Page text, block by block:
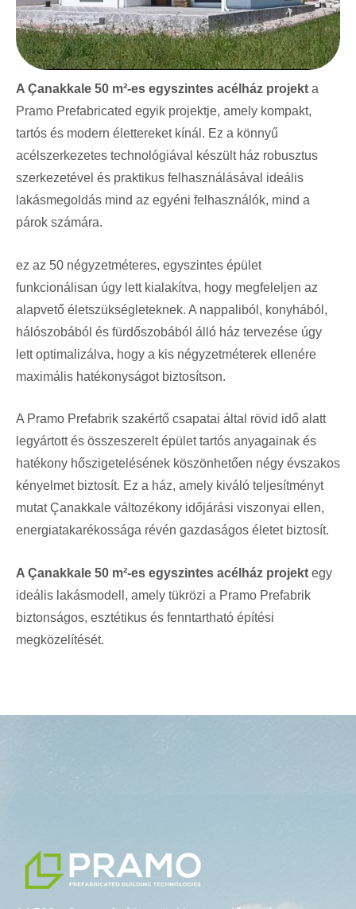
A Çanakkale 50 m²-es egyszintes acélház projekt a
Pramo Prefabricated egyik projektje, amely kompakt,
tartós és modern élettereket kínál. Ez a könnyű
acélszerkezetes technológiával készült ház robusztus
szerkezetével és praktikus felhasználásával ideális
lakásmegoldás mind az egyéni felhasználók, mind a
párok számára.
ez az 50 négyzetméteres, egyszintes épület
funkcionálisan úgy lett kialakítva, hogy megfeleljen az
alapvető életszükségleteknek. A nappaliból, konyhából,
hálószobából és fürdőszobából álló ház tervezése úgy
lett optimalizálva, hogy a kis négyzetméterek ellenére
maximális hatékonyságot biztosítson.
A Pramo Prefabrik szakértő csapatai által rövid idő alatt
legyártott és összeszerelt épület tartós anyagainak és
hatékony hőszigetelésének köszönhetően négy évszakos
kényelmet biztosít. Ez a ház, amely kiváló teljesítményt
mutat Çanakkale változékony időjárási viszonyai ellen,
energiatakarékossága révén gazdaságos életet biztosít.
A Çanakkale 50 m²-es egyszintes acélház projekt egy
ideális lakásmodell, amely tükrözi a Pramo Prefabrik
biztonságos, esztétikus és fenntartható építési
megközelítését.